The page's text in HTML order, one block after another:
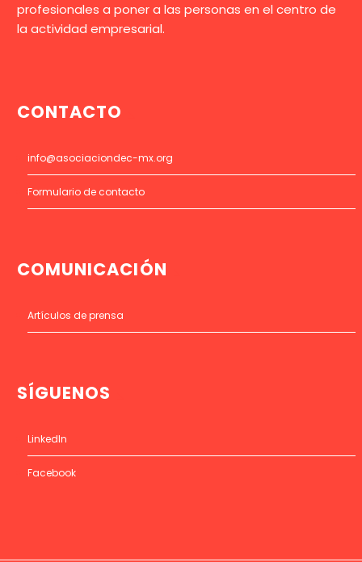
profesionales a poner a las personas en el centro de
la actividad empresarial.
CONTACTO
info@asociaciondec-mx.org
Formulario de contacto
COMUNICACIÓN
Artículos de prensa
SÍGUENOS
LinkedIn
Facebook